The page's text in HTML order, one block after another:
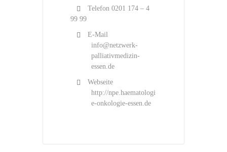
Telefon 0201 174 – 4
99 99
E-Mail
info@netzwerk-
palliativmedizin-
essen.de
Webseite
http://npe.haematologi
e-onkologie-essen.de